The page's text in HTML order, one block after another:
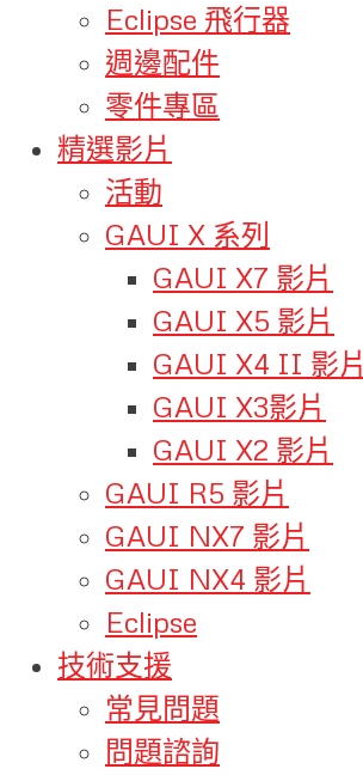
Eclipse 飛行器
週邊配件
零件專區
精選影片
活動
GAUI X 系列
GAUI X7 影片
GAUI X5 影片
GAUI X4 II 影片
GAUI X3影片
GAUI X2 影片
GAUI R5 影片
GAUI NX7 影片
GAUI NX4 影片
Eclipse
技術支援
常見問題
問題諮詢